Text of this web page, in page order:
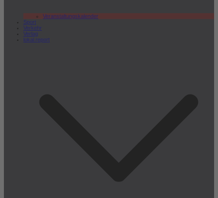
Veranstaltungskalender
Sport
Verkehr
Verlag
lokal.report